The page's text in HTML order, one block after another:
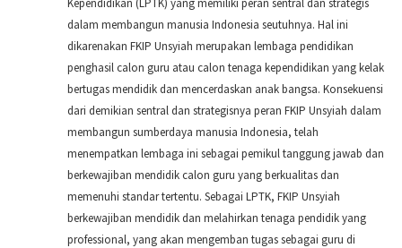
Kependidikan (LPTK) yang memiliki peran sentral dan strategis
dalam membangun manusia Indonesia seutuhnya. Hal ini
dikarenakan FKIP Unsyiah merupakan lembaga pendidikan
penghasil calon guru atau calon tenaga kependidikan yang kelak
bertugas mendidik dan mencerdaskan anak bangsa. Konsekuensi
dari demikian sentral dan strategisnya peran FKIP Unsyiah dalam
membangun sumberdaya manusia Indonesia, telah
menempatkan lembaga ini sebagai pemikul tanggung jawab dan
berkewajiban mendidik calon guru yang berkualitas dan
memenuhi standar tertentu. Sebagai LPTK, FKIP Unsyiah
berkewajiban mendidik dan melahirkan tenaga pendidik yang
professional, yang akan mengemban tugas sebagai guru di